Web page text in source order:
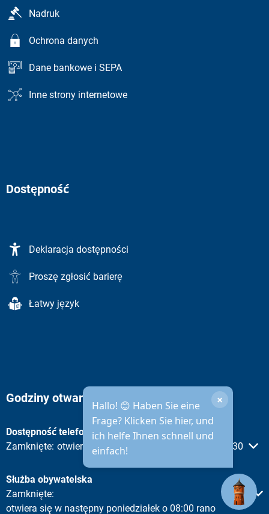
Nadruk
Ochrona danych
Dane bankowe i SEPA
Inne strony internetowe
Dostępność
Deklaracja dostępności
Proszę zgłosić barierę
Łatwy język
Hallo! 😊 Haben Sie eine
Frage? Klicken Sie hier, und
ich helfe Ihnen schnell und
einfach!
×
Godziny otwarcia administracji miejskiej
Dostępność telefoniczna
Proszę kliknąć, aby ukryć inne godziny otwarcia lub
Zamknięte: otwieramy w następny poniedziałek o 08:30
Służba obywatelska
Proszę kliknąć, aby ukryć inne godziny otwarcia lub
Zamknięte:
otwiera się w następny poniedziałek o 08:00 rano